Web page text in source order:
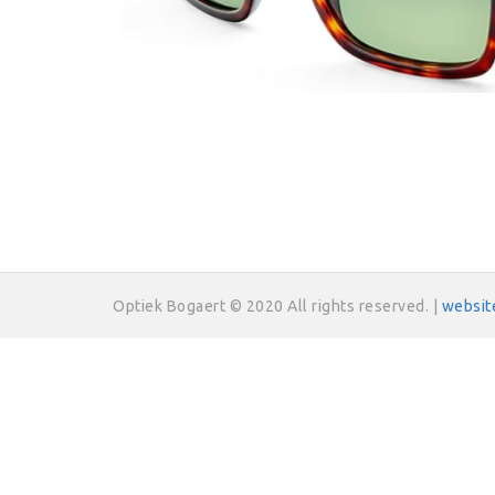
Optiek Bogaert © 2020 All rights reserved. |